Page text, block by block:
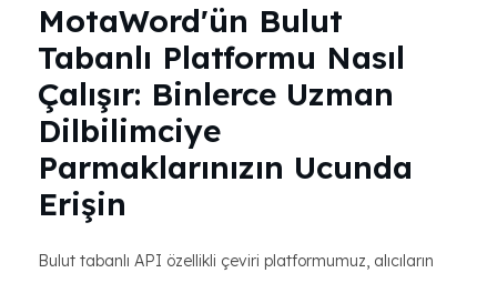
MotaWord'ün Bulut
Tabanlı Platformu Nasıl
Çalışır: Binlerce Uzman
Dilbilimciye
Parmaklarınızın Ucunda
Erişin
Bulut tabanlı API özellikli çeviri platformumuz, alıcıların